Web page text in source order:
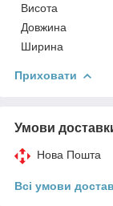
Висота
Довжина
Ширина
Приховати
Умови
Нова Пошта
Всі умови